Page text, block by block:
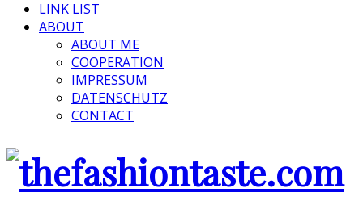
LINK LIST
ABOUT
ABOUT ME
COOPERATION
IMPRESSUM
DATENSCHUTZ
CONTACT